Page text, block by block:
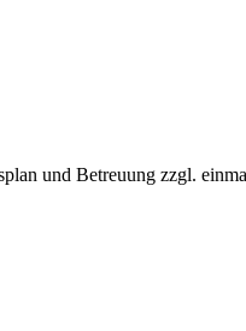
und Betreuung zzgl.